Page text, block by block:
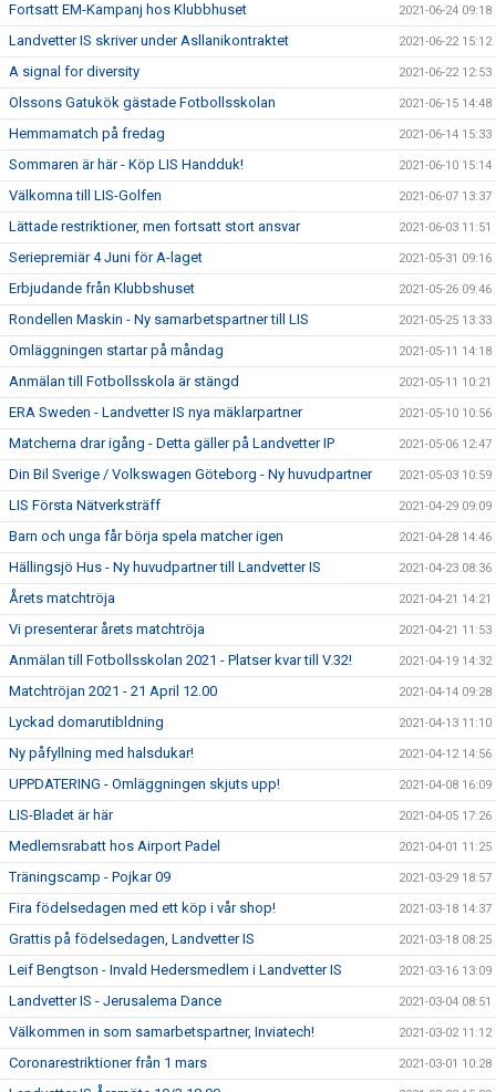
Fortsatt EM-Kampanj hos Klubbhuset 2021-06-24 09:18
Landvetter IS skriver under Asllanikontraktet 2021-06-22 15:12
A signal for diversity 2021-06-22 12:53
Olssons Gatukök gästade Fotbollsskolan 2021-06-15 14:48
Hemmamatch på fredag 2021-06-14 15:33
Sommaren är här - Köp LIS Handduk! 2021-06-10 15:14
Välkomna till LIS-Golfen 2021-06-07 13:37
Lättade restriktioner, men fortsatt stort ansvar 2021-06-03 11:51
Seriepremiär 4 Juni för A-laget 2021-05-31 09:16
Erbjudande från Klubbshuset 2021-05-26 09:46
Rondellen Maskin - Ny samarbetspartner till LIS 2021-05-25 13:33
Omläggningen startar på måndag 2021-05-11 14:18
Anmälan till Fotbollsskola är stängd 2021-05-11 10:21
ERA Sweden - Landvetter IS nya mäklarpartner 2021-05-10 10:56
Matcherna drar igång - Detta gäller på Landvetter IP 2021-05-06 12:47
Din Bil Sverige / Volkswagen Göteborg - Ny huvudpartner 2021-05-03 10:59
LIS Första Nätverksträff 2021-04-29 09:09
Barn och unga får börja spela matcher igen 2021-04-28 14:46
Hällingsjö Hus - Ny huvudpartner till Landvetter IS 2021-04-23 08:36
Årets matchtröja 2021-04-21 14:21
Vi presenterar årets matchtröja 2021-04-21 11:53
Anmälan till Fotbollsskolan 2021 - Platser kvar till V.32! 2021-04-19 14:32
Matchtröjan 2021 - 21 April 12.00 2021-04-14 09:28
Lyckad domarutibldning 2021-04-13 11:10
Ny påfyllning med halsdukar! 2021-04-12 14:56
UPPDATERING - Omläggningen skjuts upp! 2021-04-08 16:09
LIS-Bladet är här 2021-04-05 17:26
Medlemsrabatt hos Airport Padel 2021-04-01 11:25
Träningscamp - Pojkar 09 2021-03-29 18:57
Fira födelsedagen med ett köp i vår shop! 2021-03-18 14:37
Grattis på födelsedagen, Landvetter IS 2021-03-18 08:25
Leif Bengtson - Invald Hedersmedlem i Landvetter IS 2021-03-16 13:09
Landvetter IS - Jerusalema Dance 2021-03-04 08:51
Välkommen in som samarbetspartner, Inviatech! 2021-03-02 11:12
Coronarestriktioner från 1 mars 2021-03-01 10:28